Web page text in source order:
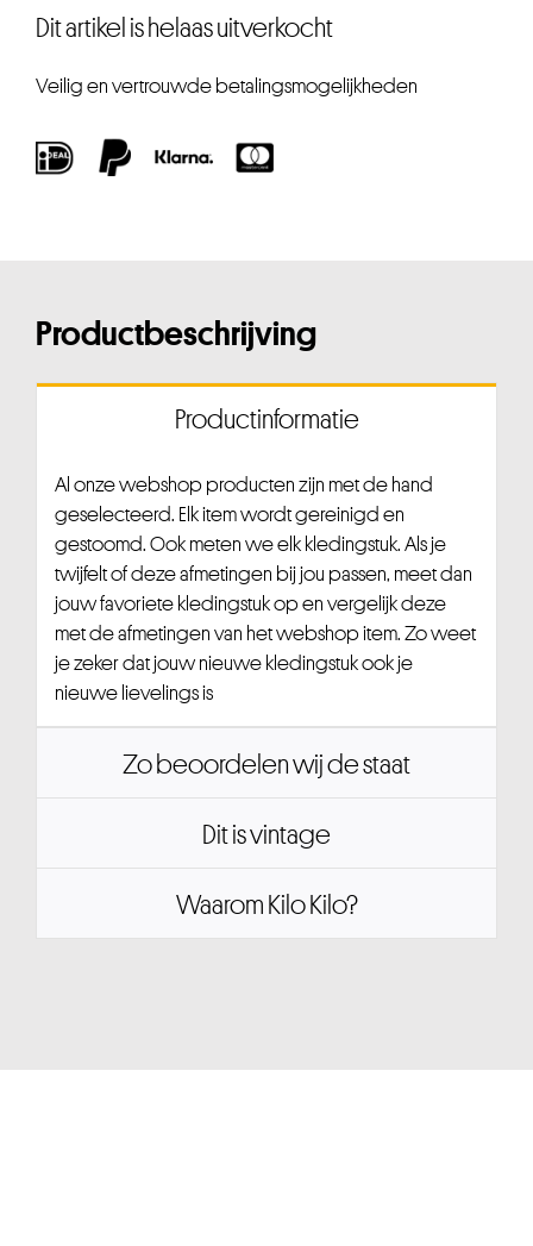
Dit artikel is helaas uitverkocht
Veilig en vertrouwde betalingsmogelijkheden
Productbeschrijving
Productinformatie
Al onze webshop producten zijn met de hand
geselecteerd. Elk item wordt gereinigd en
gestoomd. Ook meten we elk kledingstuk. Als je
twijfelt of deze afmetingen bij jou passen, meet dan
jouw favoriete kledingstuk op en vergelijk deze
met de afmetingen van het webshop item. Zo weet
je zeker dat jouw nieuwe kledingstuk ook je
nieuwe lievelings is
Zo beoordelen wij de staat
Dit is vintage
Waarom Kilo Kilo?